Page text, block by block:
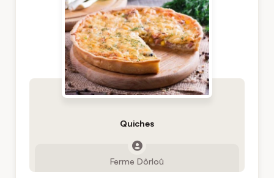
Quiches
Ferme Dôrloû